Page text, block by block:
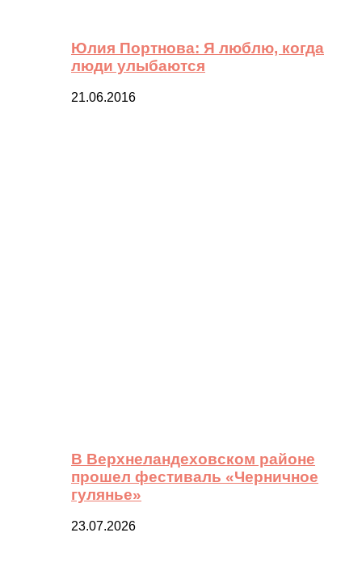
Юлия Портнова: Я люблю, когда
люди улыбаются
21.06.2016
В Верхнеландеховском районе
прошел фестиваль «Черничное
гулянье»
23.07.2026